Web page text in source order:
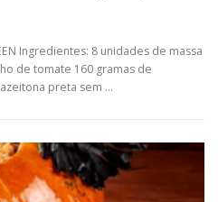
Ingredientes: 8 unidades de massa
de tomate 160 gramas de
preta sem …